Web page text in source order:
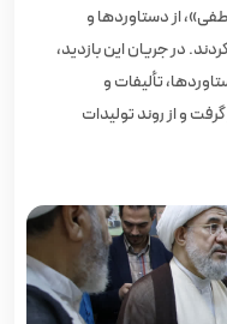
از دستاوردها و
در جریان این بازدید،
تألیفات و
و از روند تولیدات